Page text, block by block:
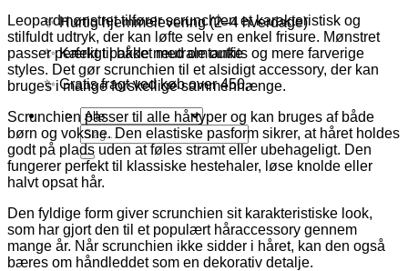
✨ Hurtig hjemmelevering (2–4 hverdage)
✨ Kærligt pakket med omtanke
✨ Gratis fragt ved køb over 450,-
Søg
efter:
Leopardmønstret tilfører scrunchien et karakteristisk og
stilfuldt udtryk, der kan løfte selv en enkel frisure. Mønstret
passer perfekt til både neutrale outfits og mere farverige
styles. Det gør scrunchien til et alsidigt accessory, der kan
bruges i mange forskellige sammenhænge.
Scrunchien passer til alle hårtyper og kan bruges af både
børn og voksne. Den elastiske pasform sikrer, at håret holdes
godt på plads uden at føles stramt eller ubehageligt. Den
fungerer perfekt til klassiske hestehaler, løse knolde eller
halvt opsat hår.
Den fyldige form giver scrunchien sit karakteristiske look,
som har gjort den til et populært håraccessory gennem
mange år. Når scrunchien ikke sidder i håret, kan den også
bæres om håndleddet som en dekorativ detalje.